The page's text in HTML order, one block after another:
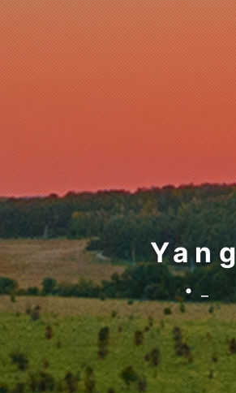
Yang
• 来都